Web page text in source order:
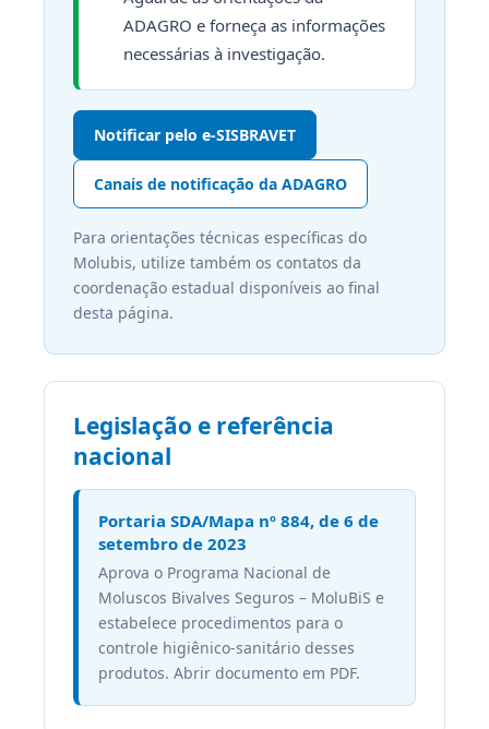
ADAGRO e forneça as informações
necessárias à investigação.
Notificar pelo e-SISBRAVET
Canais de notificação da ADAGRO
Para orientações técnicas específicas do
Molubis, utilize também os contatos da
coordenação estadual disponíveis ao final
desta página.
Legislação e referência
nacional
Portaria SDA/Mapa nº 884, de 6 de
setembro de 2023
Aprova o Programa Nacional de
Moluscos Bivalves Seguros – MoluBiS e
estabelece procedimentos para o
controle higiênico-sanitário desses
produtos. Abrir documento em PDF.